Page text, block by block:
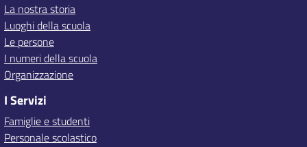
La nostra storia
Luoghi della scuola
Le persone
I numeri della scuola
Organizzazione
I Servizi
Famiglie e studenti
Personale scolastico